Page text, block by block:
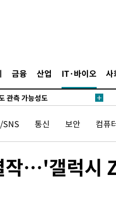
금융 산업 IT·바이오 사
에 백승주·윤난실
열대야' 30도 넘어
내린 6478.75 개장
관측 가능성도
기대속 뉴욕증시 혼조 마감 다
소통하기가 매우 어려워" 취
안해…안정 전력 위해 불가피"
SNS 통신 보안 컴퓨
작…'갤럭시